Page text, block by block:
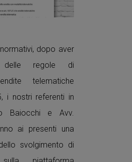
dopo aver
delle regole di
telematiche
i nostri referenti in
Baiocchi e Avv.
ai presenti una
svolgimento di